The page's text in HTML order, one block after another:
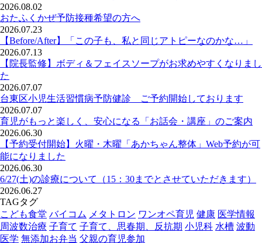
2026.08.02
おたふくかぜ予防接種希望の方へ
2026.07.23
【Before/After】「この子も、私と同じアトピーなのかな…」
2026.07.13
【院長監修】ボディ＆フェイスソープがお求めやすくなりまし
た
2026.07.07
台東区小児生活習慣病予防健診 ご予約開始しております
2026.07.07
育児がもっと楽しく、安心になる「お話会・講座」のご案内
2026.06.30
【予約受付開始】火曜・木曜「あかちゃん整体」Web予約が可
能になりました
2026.06.30
6/27(土)の診療について（15：30までとさせていただきます）
2026.06.27
TAGタグ
こども食堂 バイコム メタトロン ワンオペ育児 健康 医学情報
周波数治療 子育て 子育て、思春期、反抗期 小児科 水槽 波動
医学 無添加お弁当 父親の育児参加